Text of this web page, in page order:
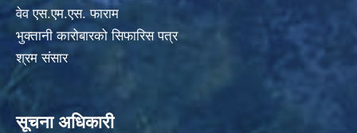
वेव एस.एम.एस. फाराम
भुक्तानी कारोबारको सिफारिस पत्र
श्रम संसार
सूचना अधिकारी